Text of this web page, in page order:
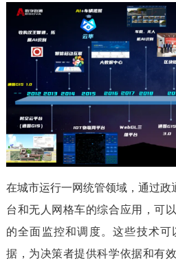
在城市运行一网统管领域，通过
台和无人网格车的综合应用，可
的全面监控和调度。这些技术
据，为决策者提供科学依据和有